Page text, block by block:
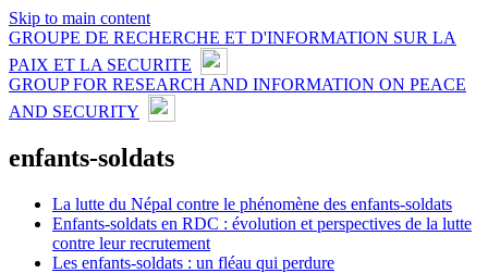
Skip to main content
GROUPE DE RECHERCHE ET D'INFORMATION SUR LA
PAIX ET LA SECURITE
GROUP FOR RESEARCH AND INFORMATION ON PEACE
AND SECURITY
enfants-soldats
La lutte du Népal contre le phénomène des enfants-soldats
Enfants-soldats en RDC : évolution et perspectives de la lutte
contre leur recrutement
Les enfants-soldats : un fléau qui perdure